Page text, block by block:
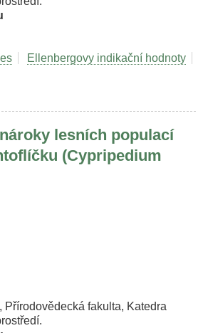
Ellenbergovy indikační hodnoty
lesních populací
(Cypripedium
Přírodovědecká fakulta, Katedra